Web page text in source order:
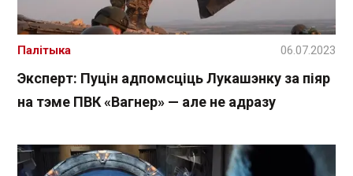
Эксперт: Пуцін адпомсціць Лукашэнку за піяр
на тэме ПВК «Вагнер» — але не адразу
Палітыка 06.07.2023